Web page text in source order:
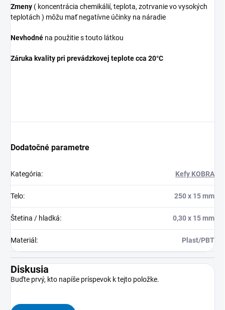
Zmeny ( koncentrácia chemikálií, teplota, zotrvanie vo vysokých
teplotách ) môžu mať negatívne účinky na náradie
Nevhodné na použitie s touto látkou
Záruka kvality pri prevádzkovej teplote cca 20°C
Dodatočné parametre
Kategória: Kefy KOBRA
Telo: 250 x 15 mm
Štetina / hladká: 0,30 x 15 mm
Materiál : Plast/PBT
Diskusia
Buďte prvý, kto napíše príspevok k tejto položke.